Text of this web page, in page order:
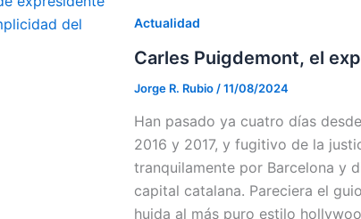
Actualidad
Carles Puigdemont, el
Jorge R. Rubio /11/08/2024
Han pasado ya cuatro días
2016 y 2017, y fugitivo de la
tranquilamente por Barcelona y
capital catalana. Pareciera el
huida al más puro estilo